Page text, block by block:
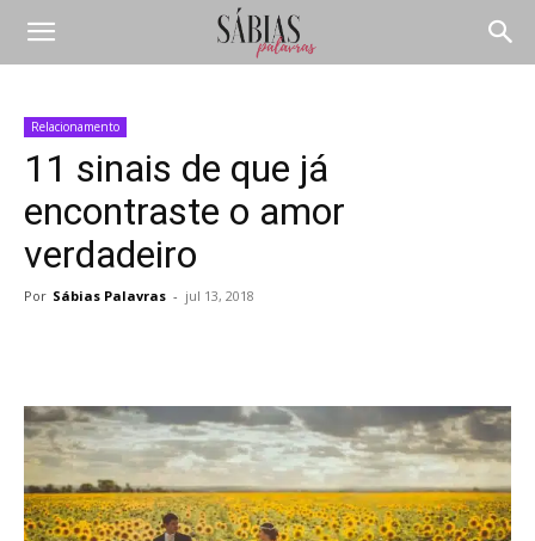
Relacionamento
11 sinais de que já
encontraste o amor
verdadeiro
Por Sábias Palavras - jul 13, 2018